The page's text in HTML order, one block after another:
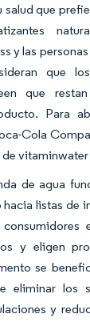
que
y las
que
que
Para
Cola
vitaminwater
de agua
listas de
y eligen
se
eliminar los
y